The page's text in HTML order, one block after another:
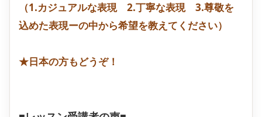
（1.カジュアルな表現 2.丁寧な表現 3.尊敬を
込めた表現ーの中から希望を教えてください）
★日本の方もどうぞ！